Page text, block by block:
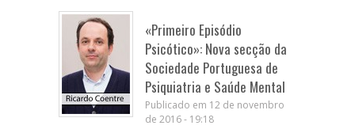
«Primeiro Episódio
Psicótico»: Nova secção da
Sociedade Portuguesa de
Psiquiatria e Saúde Mental
Publicado em 12 de novembro
de 2016 - 19:18